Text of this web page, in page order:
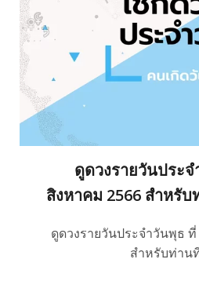
ดูดวงรายวันประ
สิงหาคม 2566 สำหรั
ดูดวงรายวันประจำวันพุธ
สำหรับท่าน